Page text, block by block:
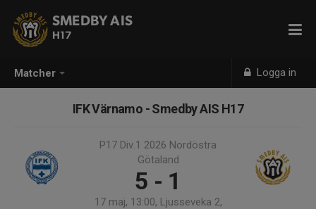
Matcher Logga in
SMEDBY AIS
H17
IFK Värnamo - Smedby AIS H17
P17 Div.1 2026 Nordöstra
Götaland
5 - 1
17 maj, 13:00, Ljusseveka 2,